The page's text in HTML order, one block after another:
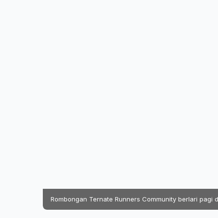
Rombongan Ternate Runners Community berlari pagi